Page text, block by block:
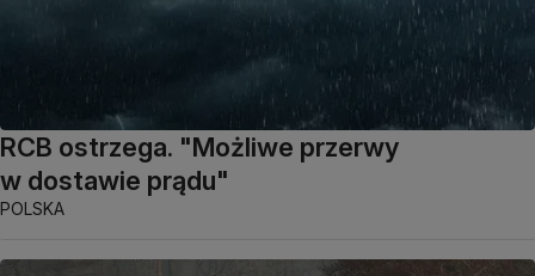
RCB ostrzega. "Możliwe przerwy
w dostawie prądu"
POLSKA